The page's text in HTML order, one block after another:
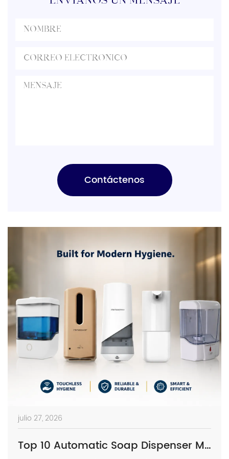
evaluate production capacity, […]
Contáctenos
julio 27, 2026
Top 10 Automatic Soap Dispenser Manufacturers in China